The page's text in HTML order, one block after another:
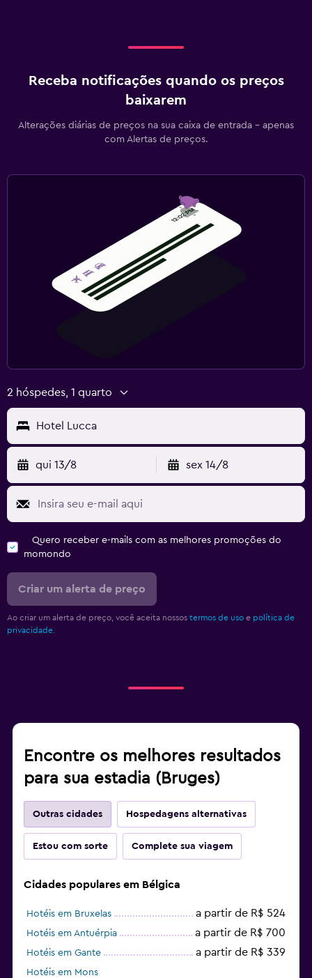
Receba notificações quando os preços
baixarem
Alterações diárias de preços na sua caixa de entrada - apenas
com Alertas de preços.
2 hóspedes, 1 quarto
Hotel Lucca
qui 13/8 sex 14/8
Quero receber e-mails com as melhores promoções do
momondo
Criar um alerta de preço
Ao criar um alerta de preço, você aceita nossos termos de uso e política de
privacidade.
Encontre os melhores resultados
para sua estadia (Bruges)
Outras cidades Hospedagens alternativas
Estou com sorte Complete sua viagem
Cidades populares em Bélgica
Hotéis em Bruxelas a partir de R$ 524
Hotéis em Antuérpia a partir de R$ 700
Hotéis em Gante a partir de R$ 339
Hotéis em Mons